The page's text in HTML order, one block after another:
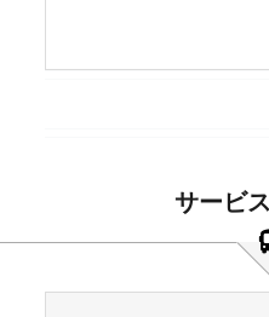
サービ